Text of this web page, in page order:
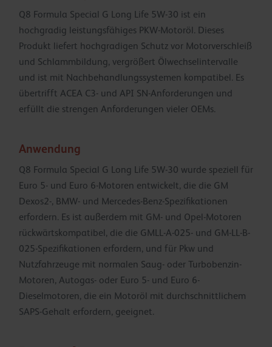
Q8 Formula Special G Long Life 5W-30 ist ein
hochgradig leistungsfähiges PKW-Motoröl. Dieses
Produkt liefert hochgradigen Schutz vor Motorverschleiß
und Schlammbildung, vergrößert Ölwechselintervalle
und ist mit Nachbehandlungssystemen kompatibel. Es
übertrifft ACEA C3- und API SN-Anforderungen und
erfüllt die strengen Anforderungen vieler OEMs.
Anwendung
Q8 Formula Special G Long Life 5W-30 wurde speziell für
Euro 5- und Euro 6-Motoren entwickelt, die die GM
Dexos2-, BMW- und Mercedes-Benz-Spezifikationen
erfordern. Es ist außerdem mit GM- und Opel-Motoren
rückwärtskompatibel, die die GMLL-A-025- und GM-LL-B-
025-Spezifikationen erfordern, und für Pkw und
Nutzfahrzeuge mit normalen Saug- oder Turbobenzin-
Motoren, Autogas- oder Euro 5- und Euro 6-
Dieselmotoren, die ein Motoröl mit durchschnittlichem
SAPS-Gehalt erfordern, geeignet.